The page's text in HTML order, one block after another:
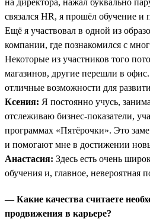
связался HR, я прошёл обучение и
Ещё я участвовал в одной из
компании, где познакомился с
Некоторые из участников того
магазинов, другие перешли в
отличные возможности для
Ксения: Я постоянно учусь,
отслеживаю бизнес-показатели,
программах «Пятёрочки». Это
и помогают мне в достижении
Анастасия: Здесь есть очень
обучения и, главное, невероятная
— Какие качества считаете
продвижения в карьере?